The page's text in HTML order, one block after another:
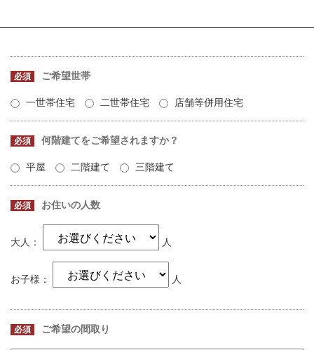
必須 ご希望世帯
一世帯住宅 二世帯住宅 店舗等併用住宅
必須 何階建てをご希望されますか？
平屋 二階建て 三階建て
必須 お住いの人数
大人： 人
お子様： 人
必須 ご希望の間取り